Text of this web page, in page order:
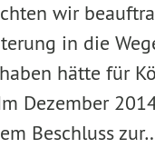
wir
in die
hätte für
Dezember
Beschluss